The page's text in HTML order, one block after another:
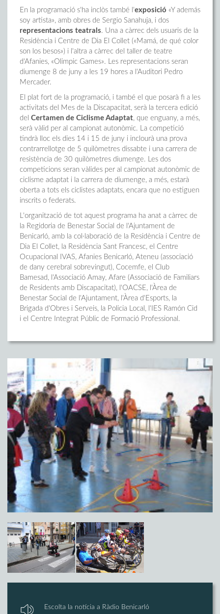
En la programació s'ha inclòs també l'exposició «Y además
soy artista», amb obres de Sergio Sanahuja, i dos
representacions teatrals. Una a càrrec dels usuaris de la
Residència i Centre de Dia El Collet («Mamá, de qué color
son los besos») i l'altra a càrrec del taller de teatre
d'Afanies, «Olimpic Games». Les representacions seran
diumenge 8 de juny a les 19 hores a l'Auditori Pedro
Mercader.
El plat fort de la programació, i també el que posarà fi a les
activitats del Mes de la Discapacitat, serà la tercera edició
del Certamen de Ciclisme Adaptat, que enguany, a més,
serà vàlid per al campionat autonòmic. La competició
tindrà lloc els dies 14 i 15 de juny i inclourà una prova
contrarrellotge de 5 quilòmetres dissabte i una carrera de
resistència de 30 quilòmetres diumenge. Les dos
competicions seran vàlides per al campionat autonòmic de
ciclisme adaptat i la carrera de diumenge, a més, estarà
oberta a tots els ciclistes adaptats, encara que no estiguen
inscrits o federats.
L'organització de tot aquest programa ha anat a càrrec de
la Regidoria de Benestar Social de l'Ajuntament de
Benicarló, amb la col·laboració de la Residència i Centre de
Dia El Collet, la Residència Sant Francesc, el Centre
Ocupacional IVAS, Afanies Benicarló, Ateneu (associació
de dany cerebral sobrevingut), Cocemfe, el Club
Bamesad, l'Associació Amay, Afare (Associació de Familiars
de Residents amb Discapacitat), l'OACSE, l'Àrea de
Benestar Social de l'Ajuntament, l'Àrea d'Esports, la
Brigada d'Obres i Serveis, la Policia Local, l'IES Ramón Cid
i el Centre Integrat Públic de Formació Professional.
Escolta la notícia a Ràdio Benicarló